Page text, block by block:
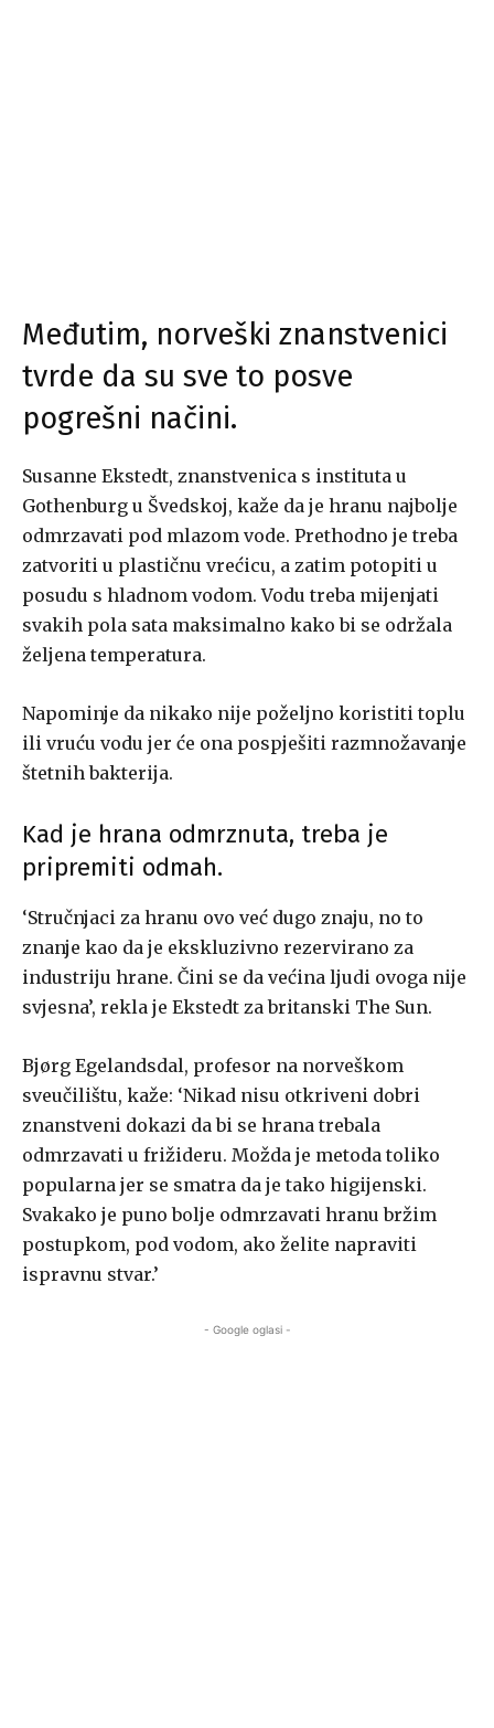
Međutim, norveški znanstvenici
tvrde da su sve to posve
pogrešni načini.
Susanne Ekstedt, znanstvenica s instituta u
Gothenburg u Švedskoj, kaže da je hranu najbolje
odmrzavati pod mlazom vode. Prethodno je treba
zatvoriti u plastičnu vrećicu, a zatim potopiti u
posudu s hladnom vodom. Vodu treba mijenjati
svakih pola sata maksimalno kako bi se održala
željena temperatura.
Napominje da nikako nije poželjno koristiti toplu
ili vruću vodu jer će ona pospješiti razmnožavanje
štetnih bakterija.
Kad je hrana odmrznuta, treba je
pripremiti odmah.
‘Stručnjaci za hranu ovo već dugo znaju, no to
znanje kao da je ekskluzivno rezervirano za
industriju hrane. Čini se da većina ljudi ovoga nije
svjesna’, rekla je Ekstedt za britanski The Sun.
Bjørg Egelandsdal, profesor na norveškom
sveučilištu, kaže: ‘Nikad nisu otkriveni dobri
znanstveni dokazi da bi se hrana trebala
odmrzavati u frižideru. Možda je metoda toliko
popularna jer se smatra da je tako higijenski.
Svakako je puno bolje odmrzavati hranu bržim
postupkom, pod vodom, ako želite napraviti
ispravnu stvar.’
- Google oglasi -